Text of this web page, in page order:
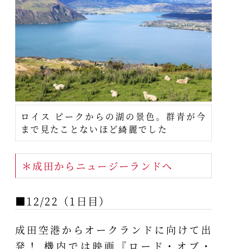
ロイス ピークからの湖の景色。群青が今
まで見たことないほど綺麗でした
＊成田からニュージーランドへ
■12/22（1日目）
成田空港からオークランドに向けて出
発！ 機内では映画『ロード・オブ・